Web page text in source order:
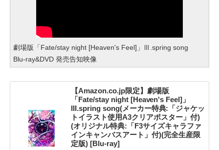
劇場版「Fate/stay night [Heaven's Feel]」Ⅲ.spring song
Blu-ray&DVD 発売告知映像
【Amazon.co.jp限定】劇場版
「Fate/stay night [Heaven's Feel]」
III.spring song(メーカー特典:「ジャケッ
トイラスト使用A3クリアポスター」付)
(オリジナル特典:「F3サイズキャラファ
インキャンバスアート」付)(完全生産限
定版) [Blu-ray]